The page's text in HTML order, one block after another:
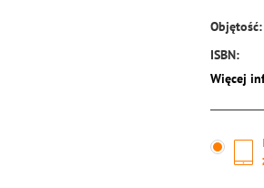
Objętość:
ISBN:
Więcej